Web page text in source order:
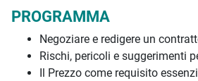
PROGRAMMA
Negoziare e redigere un
Rischi, pericoli e suggerimenti
Il Prezzo come requisito